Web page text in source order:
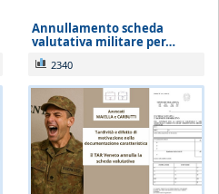
Annullamento scheda
valutativa militare per…
2340